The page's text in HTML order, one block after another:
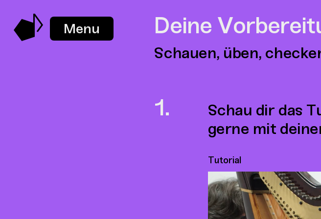
Menu Deine
Schauen, üben,
Schau dir das
gerne mit
Tutorial